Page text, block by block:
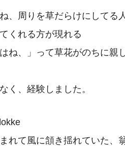
、周りを草だらけにしてる
くれる方が現れる
ね、」って草花がのちに親
く、経験しました。
れて風に頷き揺れていた、